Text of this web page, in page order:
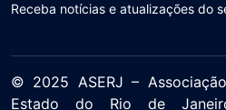
Receba notícias e atualizações do
© 2025 ASERJ –
Estado do Rio de